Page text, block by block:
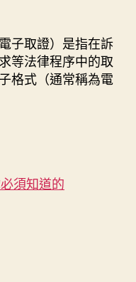
子取證）是指在訴
等法律程序中的取
格式（通常稱為電
須知道的